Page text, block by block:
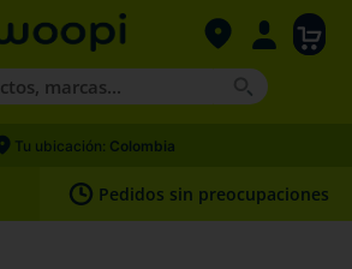
marcas...
Tu ubicación: Colombia
Pedidos sin preocupaciones